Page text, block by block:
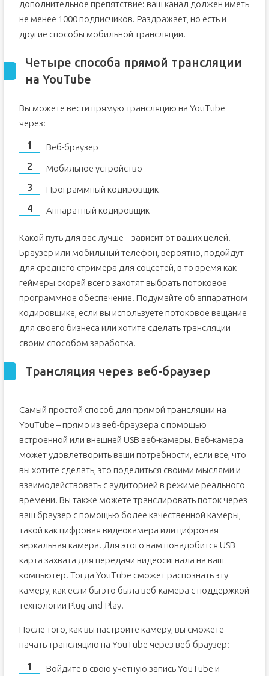
дополнительное препятствие: ваш канал должен иметь
не менее 1000 подписчиков. Раздражает, но есть и
другие способы мобильной трансляции.
Четыре способа прямой трансляции
на YouTube
Вы можете вести прямую трансляцию на YouTube
через:
Веб-браузер
Мобильное устройство
Программный кодировщик
Аппаратный кодировщик
Какой путь для вас лучше – зависит от ваших целей.
Браузер или мобильный телефон, вероятно, подойдут
для среднего стримера для соцсетей, в то время как
геймеры скорей всего захотят выбрать потоковое
программное обеспечение. Подумайте об аппаратном
кодировщике, если вы используете потоковое вещание
для своего бизнеса или хотите сделать трансляции
своим способом заработка.
Трансляция через веб-браузер
Самый простой способ для прямой трансляции на
YouTube – прямо из веб-браузера с помощью
встроенной или внешней USB веб-камеры. Веб-камера
может удовлетворить ваши потребности, если все, что
вы хотите сделать, это поделиться своими мыслями и
взаимодействовать с аудиторией в режиме реального
времени. Вы также можете транслировать поток через
ваш браузер с помощью более качественной камеры,
такой как цифровая видеокамера или цифровая
зеркальная камера. Для этого вам понадобится USB
карта захвата для передачи видеосигнала на ваш
компьютер. Тогда YouTube сможет распознать эту
камеру, как если бы это была веб-камера с поддержкой
технологии Plug-and-Play.
После того, как вы настроите камеру, вы сможете
начать трансляцию на YouTube через веб-браузер:
Войдите в свою учётную запись YouTube и